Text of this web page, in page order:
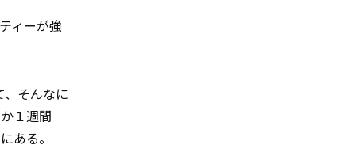
ィーが強
そんなに
１週間
ある。